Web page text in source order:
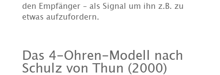
den Empfänger – als Signal um ihn z.B. zu
etwas aufzufordern.
Das 4-Ohren-Modell nach
Schulz von Thun (2000)